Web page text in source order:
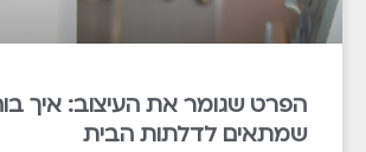
הפרט שגומר את העיצוב: איך
שמתאים לדלתות הבית